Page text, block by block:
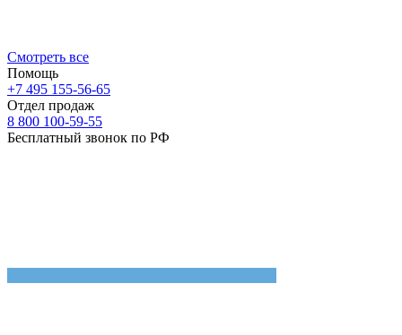
Смотреть все
Помощь
+7 495 155-56-65
Отдел продаж
8 800 100-59-55
Бесплатный звонок по РФ